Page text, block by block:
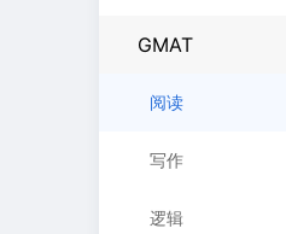
GMAT
阅读
写作
逻辑